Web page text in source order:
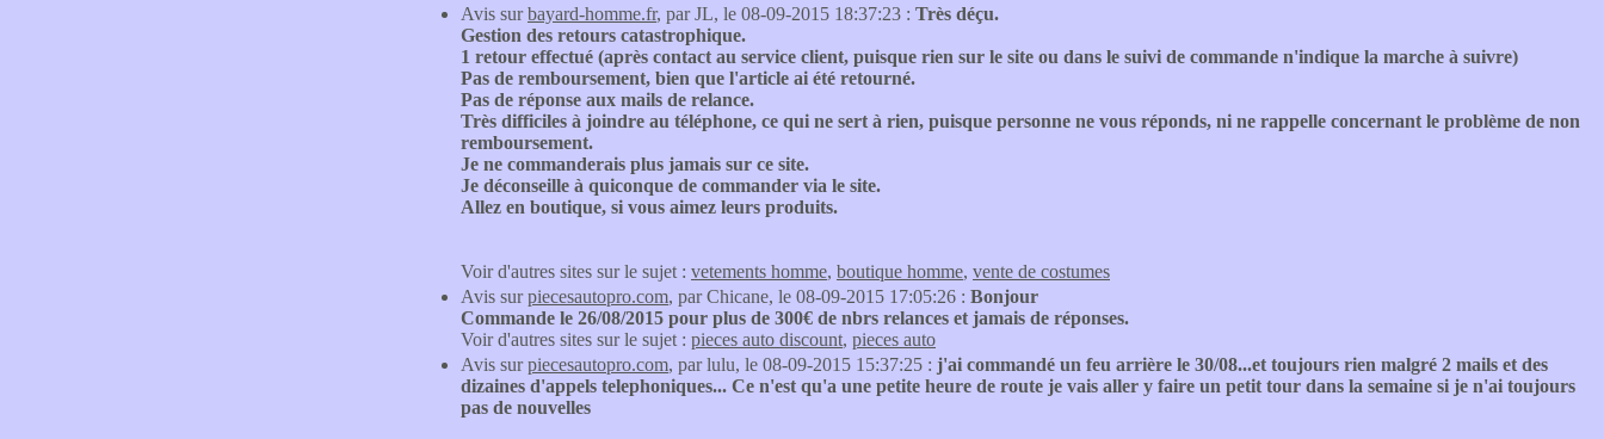
Avis surbayard-homme.fr, par JL, le 08-09-2015 18:37:23 : Très déçu.
Gestion des retours catastrophique.
1 retour effectué (après contact au service client, puisque rien sur le site ou dans le suivi de commande n'indique la marche à suivre)
Pas de remboursement, bien que l'article ai été retourné.
Pas de réponse aux mails de relance.
Très difficiles à joindre au téléphone, ce qui ne sert à rien, puisque personne ne vous réponds, ni ne rappelle concernant le problème de non
remboursement.
Je ne commanderais plus jamais sur ce site.
Je déconseille à quiconque de commander via le site.
Allez en boutique, si vous aimez leurs produits.
Voir d'autres sites sur le sujet : vetements homme, boutique homme, vente de costumes
Avis surpiecesautopro.com, par Chicane, le 08-09-2015 17:05:26 : Bonjour
Commande le 26/08/2015 pour plus de 300€ de nbrs relances et jamais de réponses.
Voir d'autres sites sur le sujet : pieces auto discount, pieces auto
Avis surpiecesautopro.com, par lulu, le 08-09-2015 15:37:25 : j'ai commandé un feu arrière le 30/08...et toujours rien malgré 2 mails et des
dizaines d'appels telephoniques... Ce n'est qu'a une petite heure de route je vais aller y faire un petit tour dans la semaine si je n'ai toujours
pas de nouvelles